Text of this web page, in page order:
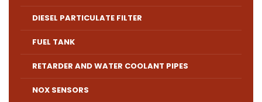
DIESEL PARTICULATE FILTER
FUEL TANK
RETARDER AND WATER COOLANT PIPES
NOX SENSORS